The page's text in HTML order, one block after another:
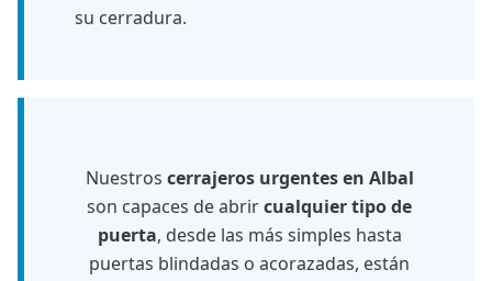
su cerradura.
Nuestros cerrajeros urgentes en Albal
son capaces de abrircualquier tipo de
puerta, desde las más simples hasta
puertas blindadas o acorazadas, están